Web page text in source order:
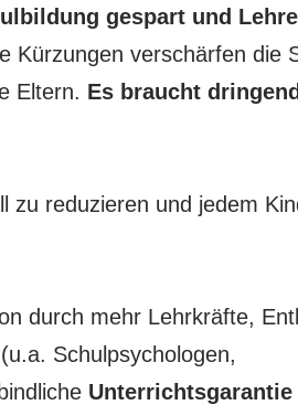
gespart und
Kürzungen verschärfen die
Eltern. Es braucht
zu reduzieren und jedem
durch mehr Lehrkräfte,
Schulpsychologen,